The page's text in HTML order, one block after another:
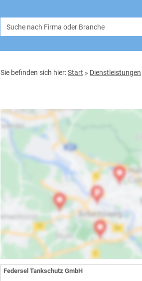
Sie befinden sich hier:Start » Dienstleistungen
Federsel Tankschutz GmbH